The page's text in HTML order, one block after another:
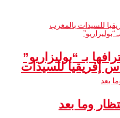
إفريقيا للسيدات
بـ “بوليزاريو”